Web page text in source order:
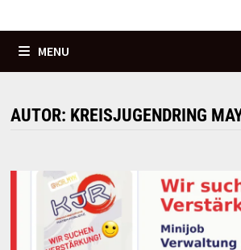
MENU
AUTOR: KREISJUGENDRING